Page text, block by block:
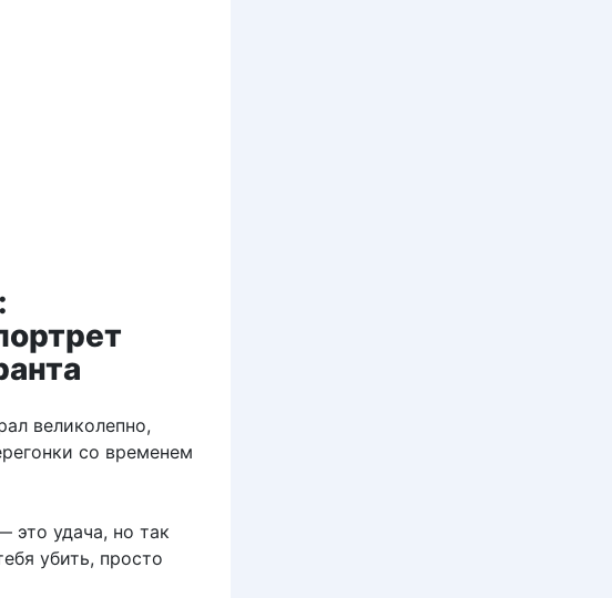
великолепно,
со временем
это удача, но так
убить, просто